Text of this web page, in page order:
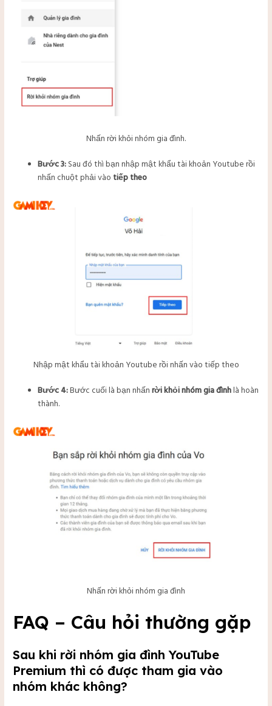
Nhấn rời khỏi nhóm gia đình.
Bước 3:Sau đó thì bạn nhập mật khẩu tài khoản Youtube rồi
nhấn chuột phải vào tiếp theo
Nhập mật khẩu tài khoản Youtube rồi nhấn vào tiếp theo
Bước 4:Bước cuối là bạn nhấnrời khỏi nhóm gia đìnhlà hoàn
thành.
Nhấn rời khỏi nhóm gia đình
FAQ – Câu hỏi thường gặp
Sau khi rời nhóm gia đình YouTube
Premium thì có được tham gia vào
nhóm khác không?